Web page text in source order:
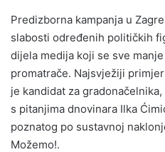
Predizborna kampanja u
slabosti određenih političkih
dijela medija koji se sve
promatrače. Najsvježiji
je kandidat za
s pitanjima dnovinara Ilka
poznatog po sustavnoj
Možemo!.